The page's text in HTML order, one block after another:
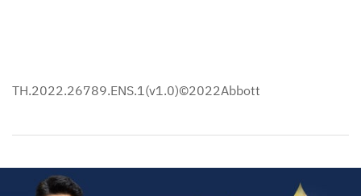
TH.2022.26789.ENS.1(v1.0)©2022Abbott